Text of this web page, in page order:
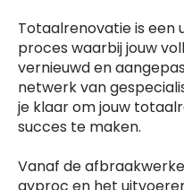
Totaalrenovatie is een
proces waarbij jouw
vernieuwd en
netwerk van
je klaar om jouw
succes te maken.
Vanaf de